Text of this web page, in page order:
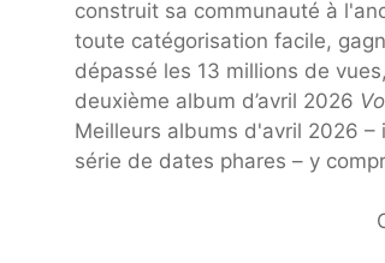
construit sa communauté à
toute catégorisation facile,
dépassé les 13 millions de
deuxième album d’avril 2026
Meilleurs albums d'avril 2026
série de dates phares – y